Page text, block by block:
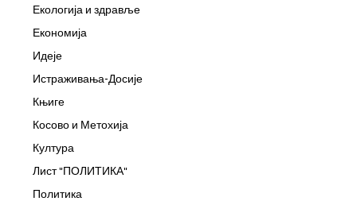
Екологија и здравље
Економија
Идеје
Истраживања-Досије
Књиге
Косово и Метохија
Култура
Лист "ПОЛИТИКА"
Политика